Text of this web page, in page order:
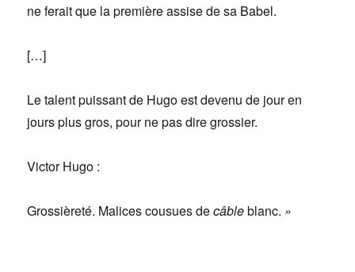
ne ferait que la première assise de sa Babel.
[…]
Le talent puissant de Hugo est devenu de jour en
jours plus gros, pour ne pas dire grossier.
Victor Hugo :
Grossièreté. Malices cousues decâbleblanc. »